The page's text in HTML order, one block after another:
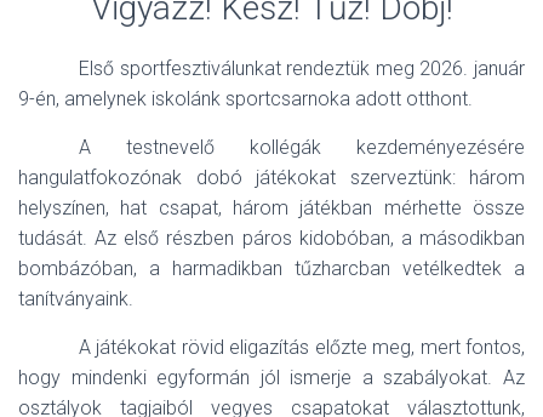
Első sportfesztiválunkat rendeztük meg 2026. január
9-én, amelynek iskolánk sportcsarnoka adott otthont.
A testnevelő kollégák kezdeményezésére
hangulatfokozónak dobó játékokat szerveztünk: három
helyszínen, hat csapat, három játékban mérhette össze
tudását. Az első részben páros kidobóban, a másodikban
bombázóban, a harmadikban tűzharcban vetélkedtek a
tanítványaink.
A játékokat rövid eligazítás előzte meg, mert fontos,
hogy mindenki egyformán jól ismerje a szabályokat. Az
osztályok tagjaiból vegyes csapatokat választottunk,